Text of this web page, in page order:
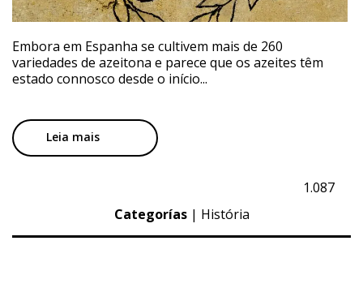
Embora em Espanha se cultivem mais de 260
variedades de azeitona e parece que os azeites têm
estado connosco desde o início...
Leia mais
1.087
Categorías| História